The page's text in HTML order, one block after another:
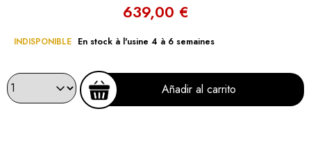
639,00 €
INDISPONIBLE En stock à l'usine 4 à 6 semaines
Añadir al carrito